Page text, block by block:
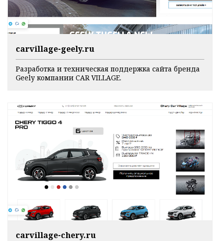
carvillage-geely.ru
Разработка и техническая поддержка сайта бренда
Geely компании CAR VILLAGE.
carvillage-chery.ru